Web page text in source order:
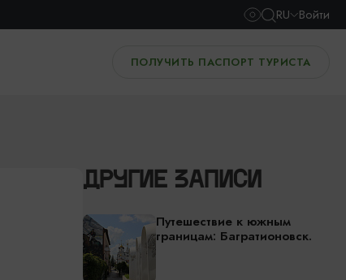
RU Войти
ПОЛУЧИТЬ ПАСПОРТ ТУРИСТА
ДРУГИЕ ЗАПИСИ
Путешествие к южным
границам: Багратионовск.